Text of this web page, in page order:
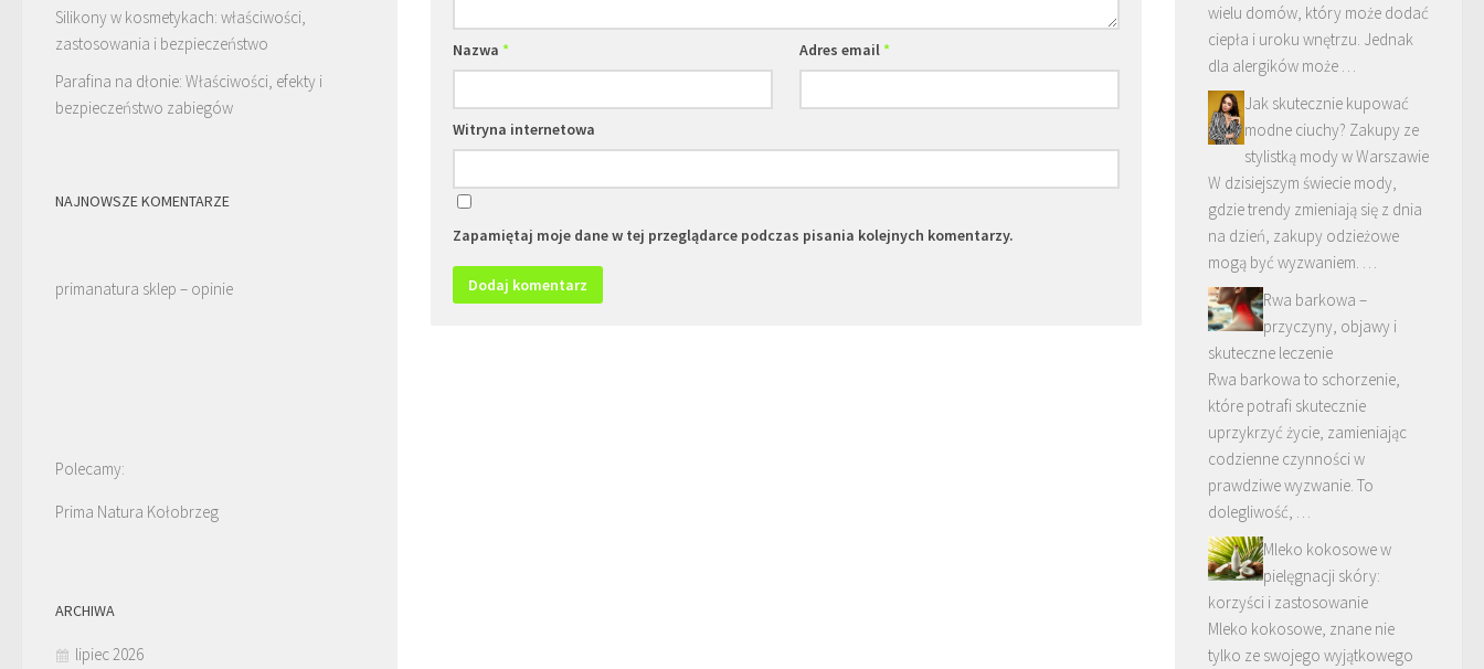
Nazwa * Adres email*
Witryna internetowa
Zapamiętaj moje dane w tej przeglądarce podczas pisania kolejnych komentarzy.
Silikony w kosmetykach: właściwości,
zastosowania i bezpieczeństwo
Parafina na dłonie: Właściwości, efekty i
bezpieczeństwo zabiegów
NAJNOWSZE KOMENTARZE
primanatura sklep – opinie
Polecamy:
Prima Natura Kołobrzeg
ARCHIWA
lipiec 2026
wielu domów, który może dodać
ciepła i uroku wnętrzu. Jednak
dla alergików może …
Jak skutecznie kupować
modne ciuchy? Zakupy ze
stylistką mody w Warszawie
W dzisiejszym świecie mody,
gdzie trendy zmieniają się z dnia
na dzień, zakupy odzieżowe
mogą być wyzwaniem. …
Rwa barkowa –
przyczyny, objawy i
skuteczne leczenie
Rwa barkowa to schorzenie,
które potrafi skutecznie
uprzykrzyć życie, zamieniając
codzienne czynności w
prawdziwe wyzwanie. To
dolegliwość, …
Mleko kokosowe w
pielęgnacji skóry:
korzyści i zastosowanie
Mleko kokosowe, znane nie
tylko ze swojego wyjątkowego